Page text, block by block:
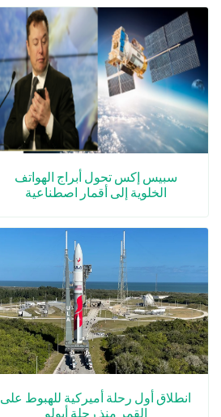
سبيس إكس تحول أبراج الهواتف
الخلوية إلى أقمار اصطناعية
انطلاق أول رحلة أميركية للهبوط على
القمر منذ رحلة أبولو